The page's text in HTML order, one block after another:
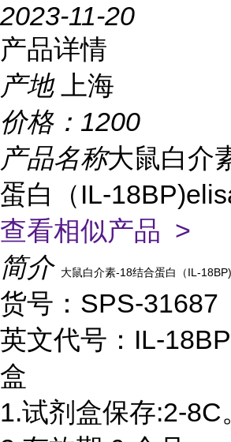
2023-11-20
产品详情
产地
上海
价格： 1200
产品名称大鼠白介
蛋白（IL-
查看相似产品 >
简介
大鼠白介素-18结合蛋白（IL-
货号：SPS-31687
英文代号：IL-
盒
1.试剂盒保存:2-8C